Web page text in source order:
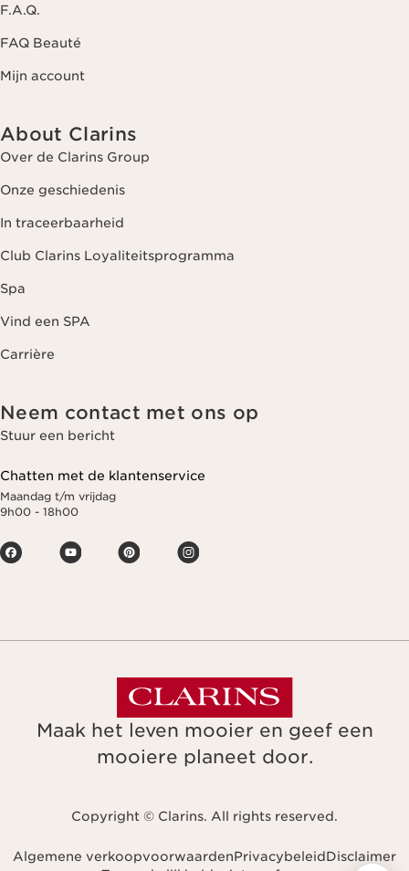
F.A.Q.
FAQ Beauté
Mijn account
About Clarins
Over de Clarins Group
Onze geschiedenis
In traceerbaarheid
Club Clarins Loyaliteitsprogramma
Spa
Vind een SPA
Carrière
Neem contact met ons op
Stuur een bericht
Chatten met de klantenservice
Maandag t/m vrijdag
9h00 - 18h00
Maak het leven mooier en geef een
mooiere planeet door.
Copyright © Clarins. All rights reserved.
Algemene verkoopvoorwaardenPrivacybeleidDisclaimer